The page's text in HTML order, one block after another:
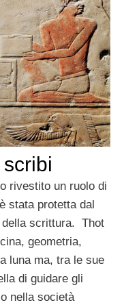
rivestito un ruolo di
stata protetta dal
della scrittura. Thot
geometria,
luna ma, tra le sue
di guidare gli
nella società